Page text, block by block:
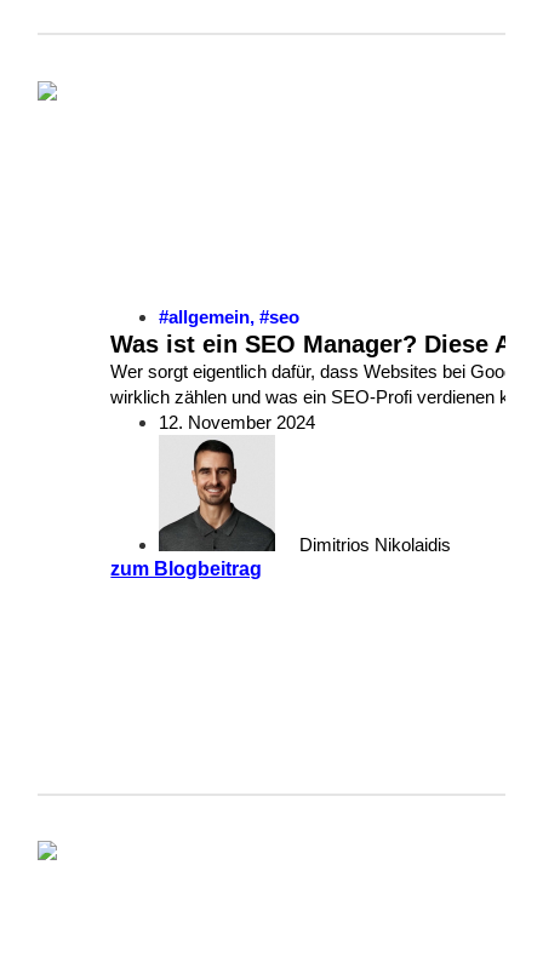
#allgemein,#seo
Was ist ein SEO Manager? Diese
Wer sorgt eigentlich dafür, dass Websites bei Google
wirklich zählen und was ein SEO-Profi verdienen
12. November 2024
Dimitrios Nikolaidis
zum Blogbeitrag